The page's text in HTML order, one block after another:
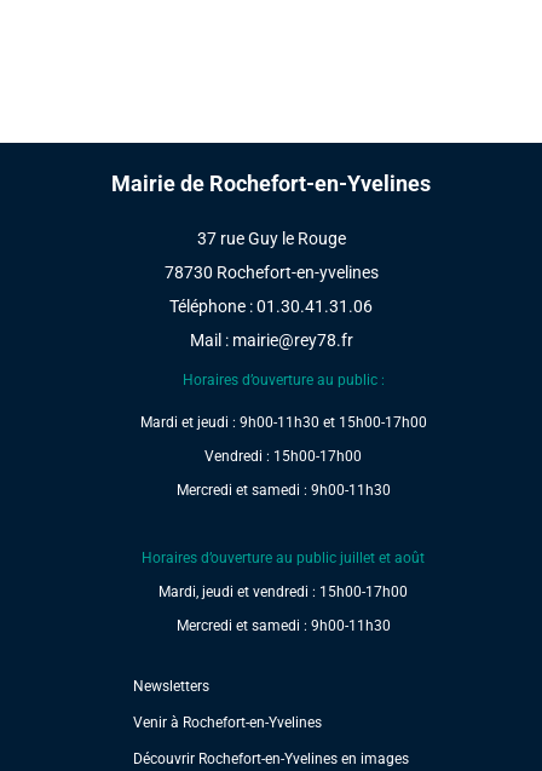
Mairie de Rochefort-en-Yvelines
37 rue Guy le Rouge
78730 Rochefort-en-yvelines
Téléphone : 01.30.41.31.06
Mail : mairie@rey78.fr
Horaires d’ouverture au public :
Mardi et jeudi : 9h00-11h30 et 15h00-17h00
Vendredi : 15h00-17h00
Mercredi et samedi : 9h00-11h30
Horaires d’ouverture au public juillet et août
Mardi, jeudi et vendredi : 15h00-17h00
Mercredi et samedi : 9h00-11h30
Newsletters
Venir à Rochefort-en-Yvelines
Découvrir Rochefort-en-Yvelines en images